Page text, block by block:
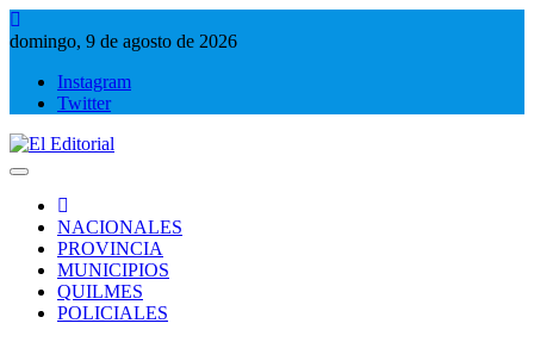
Saltar
al
domingo, 9 de agosto de 2026
Instagram
Twitter
NACIONALES
PROVINCIA
MUNICIPIOS
QUILMES
POLICIALES